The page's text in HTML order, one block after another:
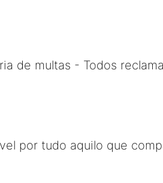
de multas - Todos
por tudo aquilo que